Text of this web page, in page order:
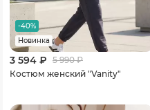
-40%
Новинка
3 594 ₽ 5 990₽
Костюм женский "Vanity"